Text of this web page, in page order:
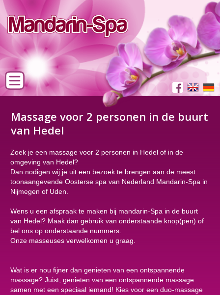
Massage voor 2 personen in de buurt
van Hedel
Zoek je een massage voor 2 personen in Hedel of in de
omgeving van Hedel?
Dan nodigen wij je uit een bezoek te brengen aan de meest
toonaangevende Oosterse spa van Nederland Mandarin-Spa in
Nijmegen of Uden.
Wens u een afspraak te maken bij mandarin-Spa in de buurt
van Hedel? Maak dan gebruik van onderstaande knop(pen) of
bel ons op onderstaande nummers.
Onze masseuses verwelkomen u graag.
Wat is er nou fijner dan genieten van een ontspannende
massage? Juist, genieten van een ontspannende massage
samen met een speciaal iemand! Kies voor een duo-massage